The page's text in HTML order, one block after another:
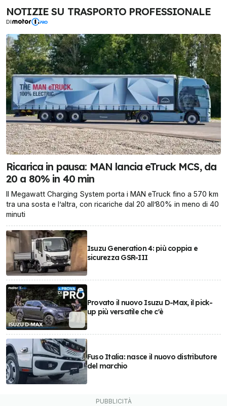
NOTIZIE SU TRASPORTO PROFESSIONALE
DI
Ricarica in pausa: MAN lancia eTruck MCS, da
20 a 80% in 40 min
Il Megawatt Charging System porta i MAN eTruck fino a 570 km
tra una sosta e l’altra, con ricariche dal 20 all’80% in meno di 40
minuti
Isuzu Generation 4: più coppia e
sicurezza GSR-III
Provato il nuovo Isuzu D-Max, il pick-
up più versatile che c'è
Fuso Italia: nasce il nuovo distributore
del marchio